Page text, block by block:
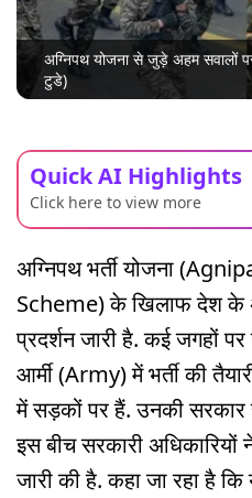
अग्निपथ योजना से जुड़े अहम सवालों
टुडे)
Quick AI Highlights
Click here to view more
अग्निपथ भर्ती योजना
Scheme) के खिलाफ देश के
प्रदर्शन जारी है. कई जगहों
आर्मी (Army) में भर्ती की
में सड़कों पर हैं. उनकी
इस बीच सरकारी
जारी की है. कहा जा रहा है